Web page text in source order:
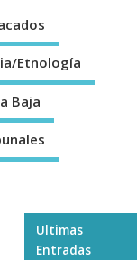
Etnología
Baja
Ultimas
Entradas